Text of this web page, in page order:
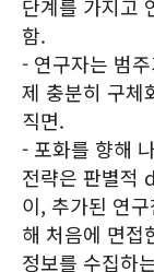
단계를 가지고
함.
- 연구자는 범
제 충분히 구체
직면.
- 포화를 향해
전략은 판별적
이, 추가된 연
해 처음에 면접
정보를 수집하